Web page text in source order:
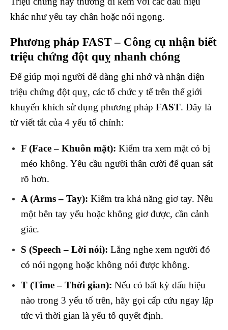
khác như yếu tay chân hoặc nói ngọng.
Phương pháp FAST – Công cụ nhận biết
triệu chứng đột quỵ nhanh chóng
Để giúp mọi người dễ dàng ghi nhớ và nhận diện
triệu chứng đột quỵ, các tổ chức y tế trên thế giới
khuyến khích sử dụng phương pháp FAST. Đây là
từ viết tắt của 4 yếu tố chính:
F (Face – Khuôn mặt): Kiểm tra xem mặt có bị
méo không. Yêu cầu người thân cười để quan sát
rõ hơn.
A (Arms – Tay): Kiểm tra khả năng giơ tay. Nếu
một bên tay yếu hoặc không giơ được, cần cảnh
giác.
S (Speech – Lời nói): Lắng nghe xem người đó
có nói ngọng hoặc không nói được không.
T (Time – Thời gian): Nếu có bất kỳ dấu hiệu
nào trong 3 yếu tố trên, hãy gọi cấp cứu ngay lập
tức vì thời gian là yếu tố quyết định.